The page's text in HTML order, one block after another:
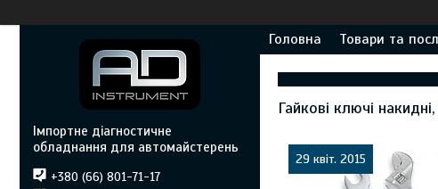
Головна Товари та
Гайкові ключі
29 квіт. 2015
Імпортне діагностичне
обладнання для автомайстерень
+380 (66) 801-71-17